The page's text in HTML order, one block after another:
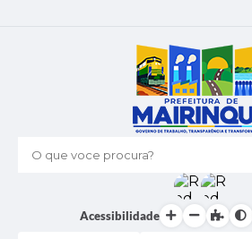
O que voce procura?
Acessibilidade